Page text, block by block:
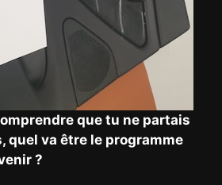
que tu ne partais
quel va être le programme
?